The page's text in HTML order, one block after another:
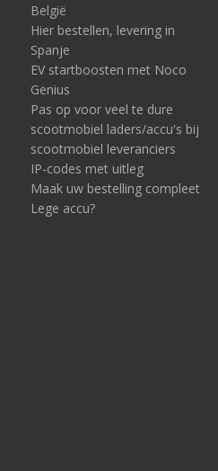
België
Hier bestellen, levering in
Spanje
EV startboosten met Noco
Genius
Pas op voor veel te dure
scootmobiel laders/accu's bij
scootmobiel leveranciers
IP-codes met uitleg
Maak uw bestelling compleet
Lege accu?